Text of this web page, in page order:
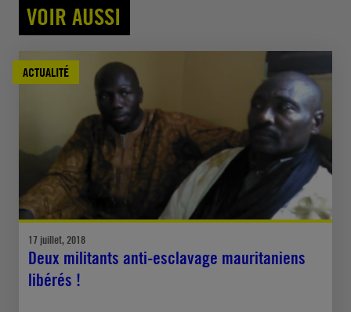
VOIR AUSSI
ACTUALITÉ
17 juillet, 2018
Deux militants anti-esclavage mauritaniens
libérés !